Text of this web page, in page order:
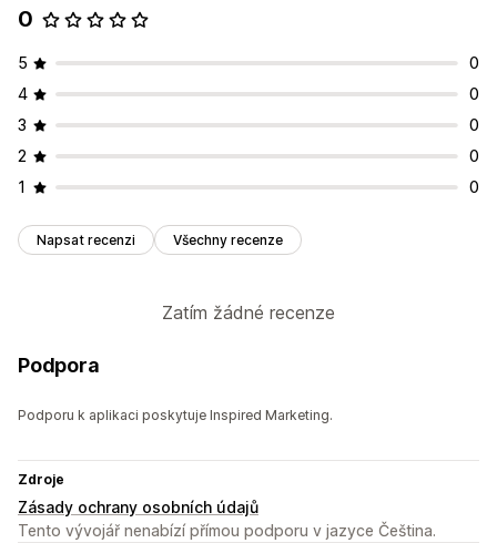
0
5
0
4
0
3
0
2
0
1
0
Napsat recenzi Všechny recenze
Zatím žádné recenze
Podpora
Podporu k aplikaci poskytuje Inspired Marketing.
Zdroje
Zásady ochrany osobních údajů
Tento vývojář nenabízí přímou podporu v jazyce Čeština.